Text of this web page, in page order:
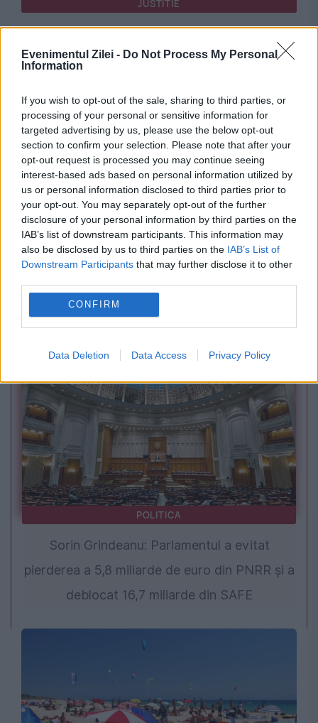
Evenimentul Zilei - Do Not Process My Personal
Information
If you wish to opt-out of the sale, sharing to third parties, or
processing of your personal or sensitive information for
targeted advertising by us, please use the below opt-out
section to confirm your selection. Please note that after your
opt-out request is processed you may continue seeing
interest-based ads based on personal information utilized by
us or personal information disclosed to third parties prior to
your opt-out. You may separately opt-out of the further
disclosure of your personal information by third parties on the
IAB’s list of downstream participants. This information may
also be disclosed by us to third parties on the IAB’s List of
Downstream Participants that may further disclose it to other
CONFIRM
Data Deletion Data Access Privacy Policy
JUSTITIE
Ce se întâmplă cu banii din cont după moartea
titularului. Mulți români află prea târziu ce
INTERNATIONAL
Întâlnire decisivă la Pentagon. Ce se întâmplă
cu militarii americani din România și noul plan
POLITICA
Sorin Grindeanu: Parlamentul a evitat
pierderea a 5,8 miliarde de euro din PNRR și a
deblocat 16,7 miliarde din SAFE